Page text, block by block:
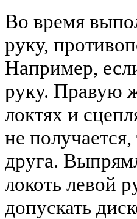
Во время
руку,
Например,
руку. Правую
локтях и
не
друга.
локоть левой
допускать